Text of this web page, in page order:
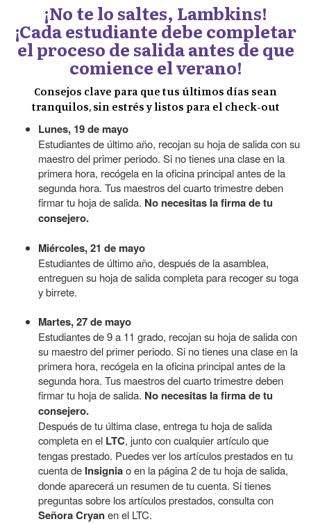
¡No te lo saltes, Lambkins!
¡Cada estudiante debe completar
el proceso de salida antes de que
comience el verano!
Consejos clave para que tus últimos días sean
tranquilos, sin estrés y listos para el check-out
Lunes, 19 de mayo
Estudiantes de último año, recojan su hoja de salida con su
maestro del primer periodo. Si no tienes una clase en la
primera hora, recógela en la oficina principal antes de la
segunda hora. Tus maestros del cuarto trimestre deben
firmar tu hoja de salida. No necesitas la firma de tu
consejero.
Miércoles, 21 de mayo
Estudiantes de último año, después de la asamblea,
entreguen su hoja de salida completa para recoger su toga
y birrete.
Martes, 27 de mayo
Estudiantes de 9 a 11 grado, recojan su hoja de salida con
su maestro del primer periodo. Si no tienes una clase en la
primera hora, recógela en la oficina principal antes de la
segunda hora. Tus maestros del cuarto trimestre deben
firmar tu hoja de salida. No necesitas la firma de tu
consejero.
Después de tu última clase, entrega tu hoja de salida
completa en el LTC, junto con cualquier artículo que
tengas prestado. Puedes ver los artículos prestados en tu
cuenta de Insigniao en la página 2 de tu hoja de salida,
donde aparecerá un resumen de tu cuenta. Si tienes
preguntas sobre los artículos prestados, consulta con
Señora Cryanen el LTC.